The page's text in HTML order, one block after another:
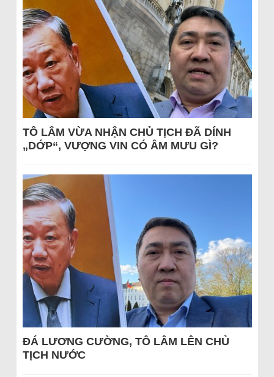
TÔ LÂM VỪA NHẬN CHỦ TỊCH ĐÃ DÍNH
„DỚP“, VƯỢNG VIN CÓ ÂM MƯU GÌ?
ĐÁ LƯƠNG CƯỜNG, TÔ LÂM LÊN CHỦ
TỊCH NƯỚC